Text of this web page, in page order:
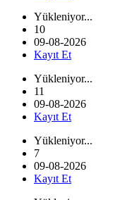
Yükleniyor...
10
09-08-2026
Kayıt Et
Yükleniyor...
11
09-08-2026
Kayıt Et
Yükleniyor...
7
09-08-2026
Kayıt Et